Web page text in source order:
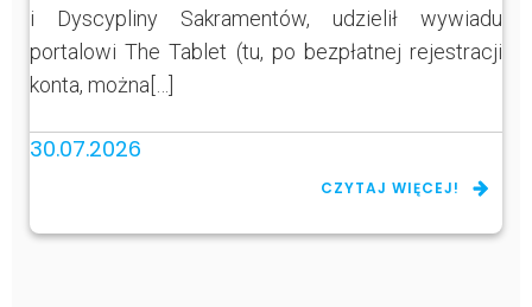
i Dyscypliny Sakramentów, udzielił wywiadu
portalowi The Tablet (tu, po bezpłatnej rejestracji
konta, można[…]
30.07.2026
CZYTAJ WIĘCEJ!